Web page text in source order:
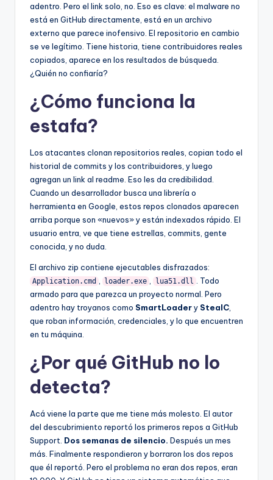
adentro. Pero el link solo, no. Eso es clave: el malware no
está en GitHub directamente, está en un archivo
externo que parece inofensivo. El repositorio en cambio
se ve legítimo. Tiene historia, tiene contribuidores reales
copiados, aparece en los resultados de búsqueda.
¿Quién no confiaría?
¿Cómo funciona la
estafa?
Los atacantes clonan repositorios reales, copian todo el
historial de commits y los contribuidores, y luego
agregan un link al readme. Eso les da credibilidad.
Cuando un desarrollador busca una librería o
herramienta en Google, estos repos clonados aparecen
arriba porque son «nuevos» y están indexados rápido. El
usuario entra, ve que tiene estrellas, commits, gente
conocida, y no duda.
El archivo zip contiene ejecutables disfrazados:
Application.cmd loader.exe lua51.dll
. Todo
armado para que parezca un proyecto normal. Pero
adentro hay troyanos como SmartLoadery StealC
que roban información, credenciales, y lo que encuentren
en tu máquina.
¿Por qué GitHub no lo
detecta?
Acá viene la parte que me tiene más molesto. El autor
del descubrimiento reportó los primeros repos a GitHub
Support. Dos semanas de silencio. Después un mes
más. Finalmente respondieron y borraron los dos repos
que él reportó. Pero el problema no eran dos repos, eran